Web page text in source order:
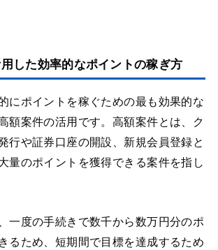
した効率的なポイントの稼ぎ方
にポイントを稼ぐための最も効果的な
額案件の活用です。高額案件とは、ク
行や証券口座の開設、新規会員登録と
量のポイントを獲得できる案件を指し
一度の手続きで数千から数万円分のポ
るため、短期間で目標を達成するため